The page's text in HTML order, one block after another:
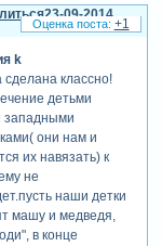
23-09-2014
k
сделана классно!
детьми
западными
они нам и
их навязать) к
не
наши детки
машу и медведя,
в конце
+1